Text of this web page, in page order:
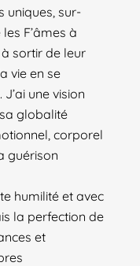
uniques, sur-
F’âmes à
sortir de leur
vie en se
une vision
globalité
corporel
guérison
humilité et avec
la perfection de
et